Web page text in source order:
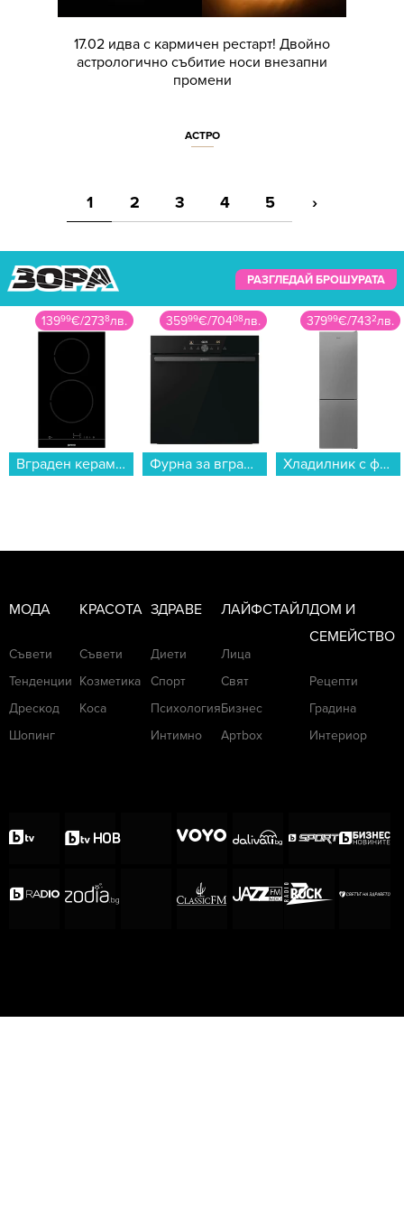
17.02 идва с кармичен рестарт! Двойно
астрологично събитие носи внезапни
промени
АСТРО
1 2 3 4 5 ›
РАЗГЛЕДАЙ БРОШУРАТА
13999€/2738лв.
Вграден керамичен плот Gorenje ECT321BCSC , Електрически...
35999€/70408лв.
Фурна за вграждане Gorenje BOS6747A05DG , 77 , А+ , Сензорно...
37999€/7432лв.
Хладилник с фризер Finlux FXCA 37950 NFIXЕ , 295 l, E , No Frost , Да , Инокс...
МОДА
Съвети
Тенденции
Дрескод
Шопинг
КРАСОТА
Съвети
Козметика
Коса
ЗДРАВЕ
Диети
Спорт
Психология
Интимно
ЛАЙФСТАЙЛ
Лица
Свят
Бизнес
Артbox
ДОМ И
СЕМЕЙСТВО
Рецепти
Градина
Интериор